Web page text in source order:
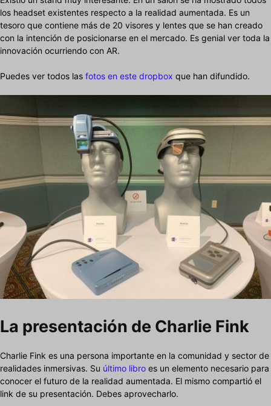
los headset existentes respecto a la realidad aumentada. Es un
tesoro que contiene más de 20 visores y lentes que se han creado
con la intención de posicionarse en el mercado. Es genial ver toda la
innovación ocurriendo con AR.
Puedes ver todos las fotos en este dropbox que han difundido.
La presentación de Charlie Fink
Charlie Fink es una persona importante en la comunidad y sector de
realidades inmersivas. Su último libro es un elemento necesario para
conocer el futuro de la realidad aumentada. El mismo compartió el
link de su presentación. Debes aprovecharlo.